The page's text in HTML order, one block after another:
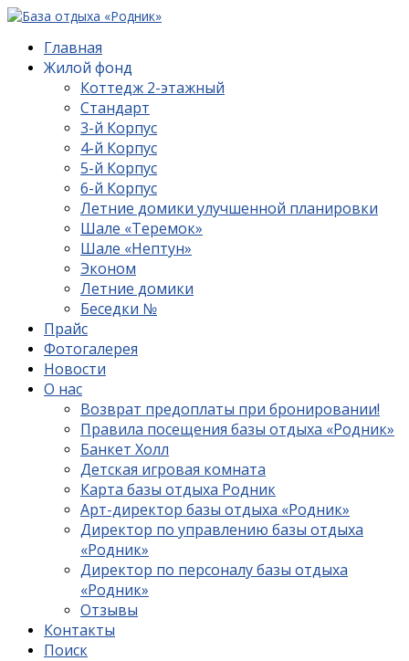
Главная
Жилой фонд
Коттедж 2-этажный
Стандарт
3-й Корпус
4-й Корпус
5-й Корпус
6-й Корпус
Летние домики улучшенной планировки
Шале «Теремок»
Шале «Нептун»
Эконом
Летние домики
Беседки №
Прайс
Фотогалерея
Новости
О нас
Возврат предоплаты при бронировании!
Правила посещения базы отдыха «Родник»
Банкет Холл
Детская игровая комната
Карта базы отдыха Родник
Арт-директор базы отдыха «Родник»
Директор по управлению базы отдыха
«Родник»
Директор по персоналу базы отдыха
«Родник»
Отзывы
Контакты
Поиск